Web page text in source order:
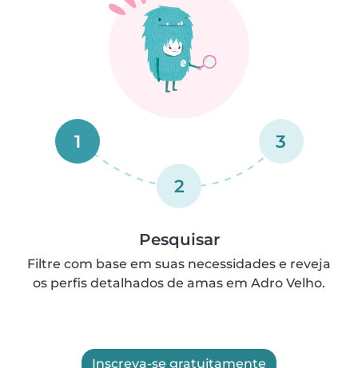
1
2
3
Pesquisar
Filtre com base em suas necessidades e reveja
os perfis detalhados de amas em Adro Velho.
Inscreva-se gratuitamente